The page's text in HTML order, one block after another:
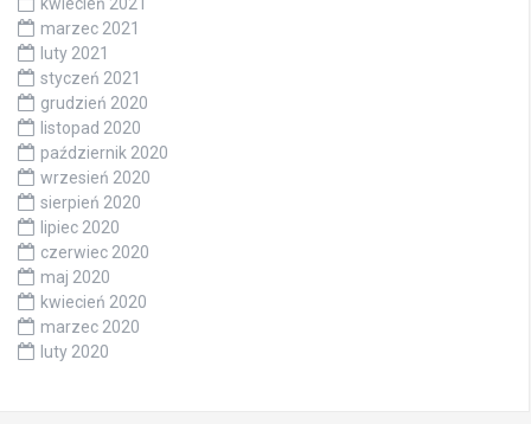
marzec 2021
luty 2021
styczeń 2021
grudzień 2020
listopad 2020
październik 2020
wrzesień 2020
sierpień 2020
lipiec 2020
czerwiec 2020
maj 2020
kwiecień 2020
marzec 2020
luty 2020